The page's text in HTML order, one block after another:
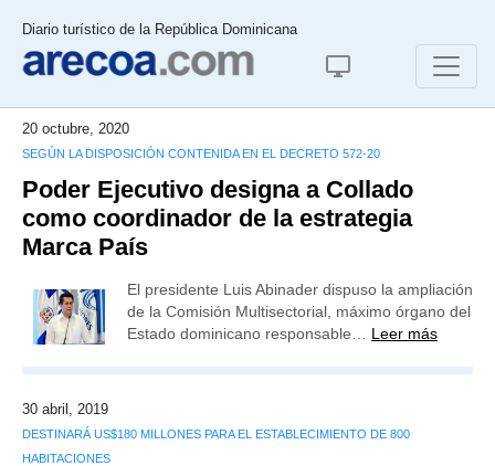
Diario turístico de la República Dominicana
20 octubre, 2020
SEGÚN LA DISPOSICIÓN CONTENIDA EN EL DECRETO 572-20
Poder Ejecutivo designa a Collado
como coordinador de la estrategia
Marca País
El presidente Luis Abinader dispuso la ampliación
de la Comisión Multisectorial, máximo órgano del
Estado dominicano responsable… Leer más
30 abril, 2019
DESTINARÁ US$180 MILLONES PARA EL ESTABLECIMIENTO DE 800
HABITACIONES